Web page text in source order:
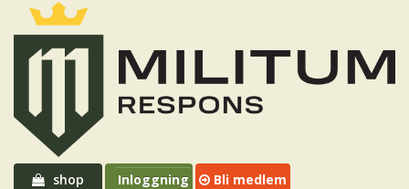
shop Inloggning Bli medlem